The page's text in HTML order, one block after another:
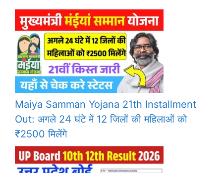
Maiya Samman Yojana 21th Installment
Out: अगले 24 घंटे में 12 जिलों की महिलाओं को
₹2500 मिलेंगे